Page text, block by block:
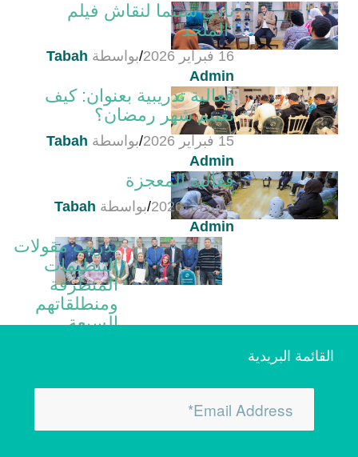
نادي سينما لنقاش فيلم
“الملحد”
16 فبراير 2026 /بواسطة Tabah
Admin
فعالية تدريبية بعنوان: كيف
نغتنم شهر رمضان؟
15 فبراير 2026 /بواسطة Tabah
Admin
فعالية المعجزة
1 فبراير 2026 /بواسطة Tabah
Admin
تدريب مقولات
التنظيمات
المتطرفة
ومنطلقاتهم
السبعة
بواسطة